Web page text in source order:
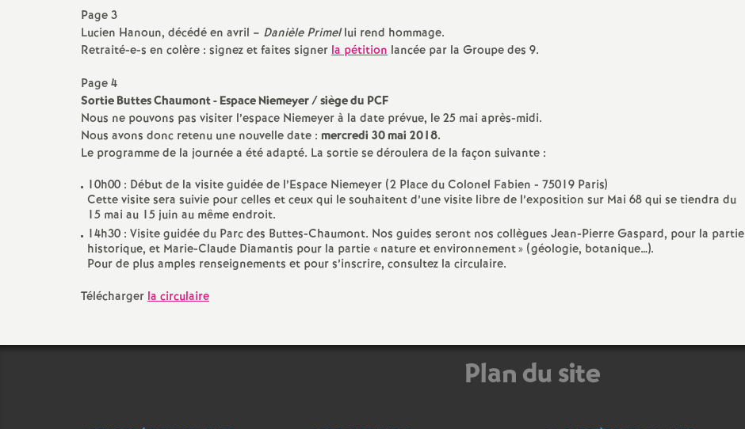
n
s
d
e
S
e
o
Page 3
Lucien Hanoun, décédé en avril – Danièle Primellui rend hommage.
Retraité-e-s en colère : signez et faites signerla pétition lancée par la Groupe des 9.
Page 4
Sortie Buttes Chaumont - Espace Niemeyer / siège du PCF
Nous ne pouvons pas visiter l’espace Niemeyer à la date prévue, le 25 mai après-midi.
Nous avons donc retenu une nouvelle date : mercredi 30 mai 2018.
Le programme de la journée a été adapté. La sortie se déroulera de la façon suivante :
10h00 : Début de la visite guidée de l’Espace Niemeyer (2 Place du Colonel Fabien - 75019 Paris)
Cette visite sera suivie pour celles et ceux qui le souhaitent d’une visite libre de l’exposition sur Mai 68 qui se tiendra du
15 mai au 15 juin au même endroit.
14h30 : Visite guidée du Parc des Buttes-Chaumont. Nos guides seront nos collègues Jean-Pierre Gaspard, pour la partie
historique, et Marie-Claude Diamantis pour la partie «nature et environnement» (géologie, botanique…).
Pour de plus amples renseignements et pour s’inscrire, consultez la circulaire.
Téléchargerla circulaire
Plan du site